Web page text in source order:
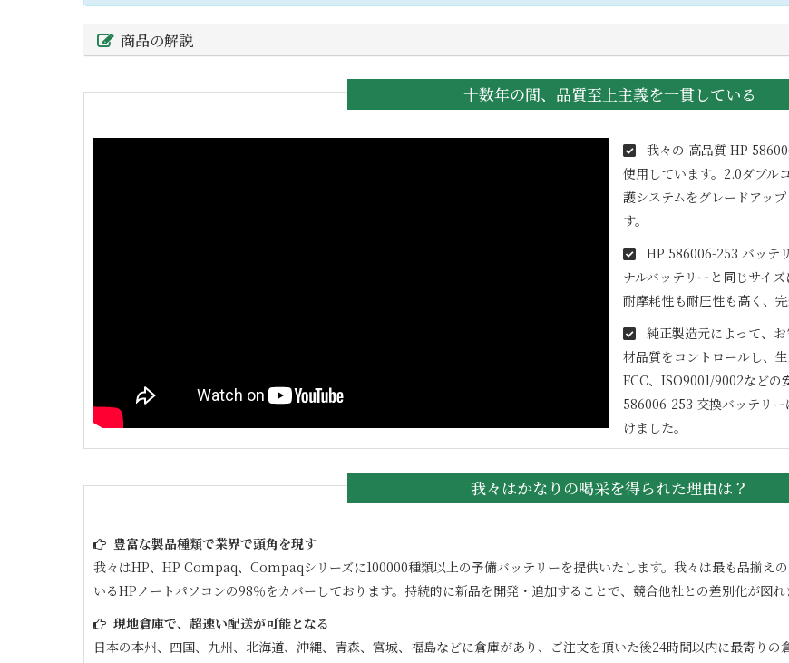
商品の解説
十数年の間、品質至上主義を一貫している
我々の 高品質 HP
使用しています。2.0ダブル
護システムをグレードアッ
す。
HP 586006-253 バッテ
ナルバッテリーと同じサイ
耐摩耗性も耐圧性も高く、完
純正製造元によって、
材品質をコントロールし、
FCC、ISO9001/9002などの
586006-253 交換バッテリ
けました。
我々はかなりの喝采を得られた理由は？
豊富な製品種類で業界で頭角を現す
我々はHP、HP Compaq、Compaqシリーズに100000種類以上の予備バッテリーを提供いたします。我々は最も品揃え
いるHPノートパソコンの98％をカバーしております。持続的に新品を開発・追加することで、競合他社との差別化が図れ
現地倉庫で、超速い配送が可能となる
日本の本州、四国、九州、北海道、沖縄、青森、宮城、福島などに倉庫があり、ご注文を頂いた後24時間以内に最寄りの